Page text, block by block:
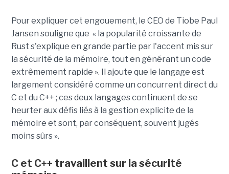
Pour expliquer cet engouement, le CEO de Tiobe Paul
Jansen souligne que « la popularité croissante de
Rust s'explique en grande partie par l'accent mis sur
la sécurité de la mémoire, tout en générant un code
extrêmement rapide ». Il ajoute que le langage est
largement considéré comme un concurrent direct du
C et du C++ ; ces deux langages continuent de se
heurter aux défis liés à la gestion explicite de la
mémoire et sont, par conséquent, souvent jugés
moins sûrs ».
C et C++ travaillent sur la sécurité